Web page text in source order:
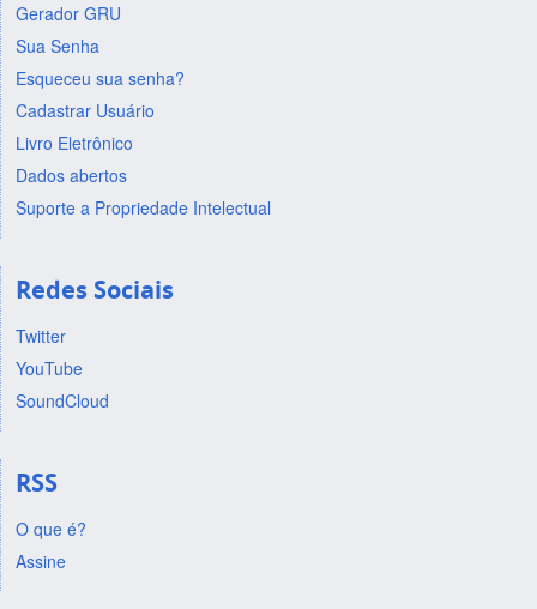
Gerador GRU
Sua Senha
Esqueceu sua senha?
Cadastrar Usuário
Livro Eletrônico
Dados abertos
Suporte a Propriedade Intelectual
Redes Sociais
Twitter
YouTube
SoundCloud
RSS
O que é?
Assine